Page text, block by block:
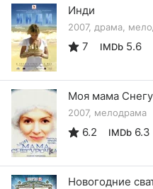
Инди
2007, драма,
7 IMDb 5.6
Моя мама
2007, мелодрама
6.2 IMDb 6.3
Новогодние